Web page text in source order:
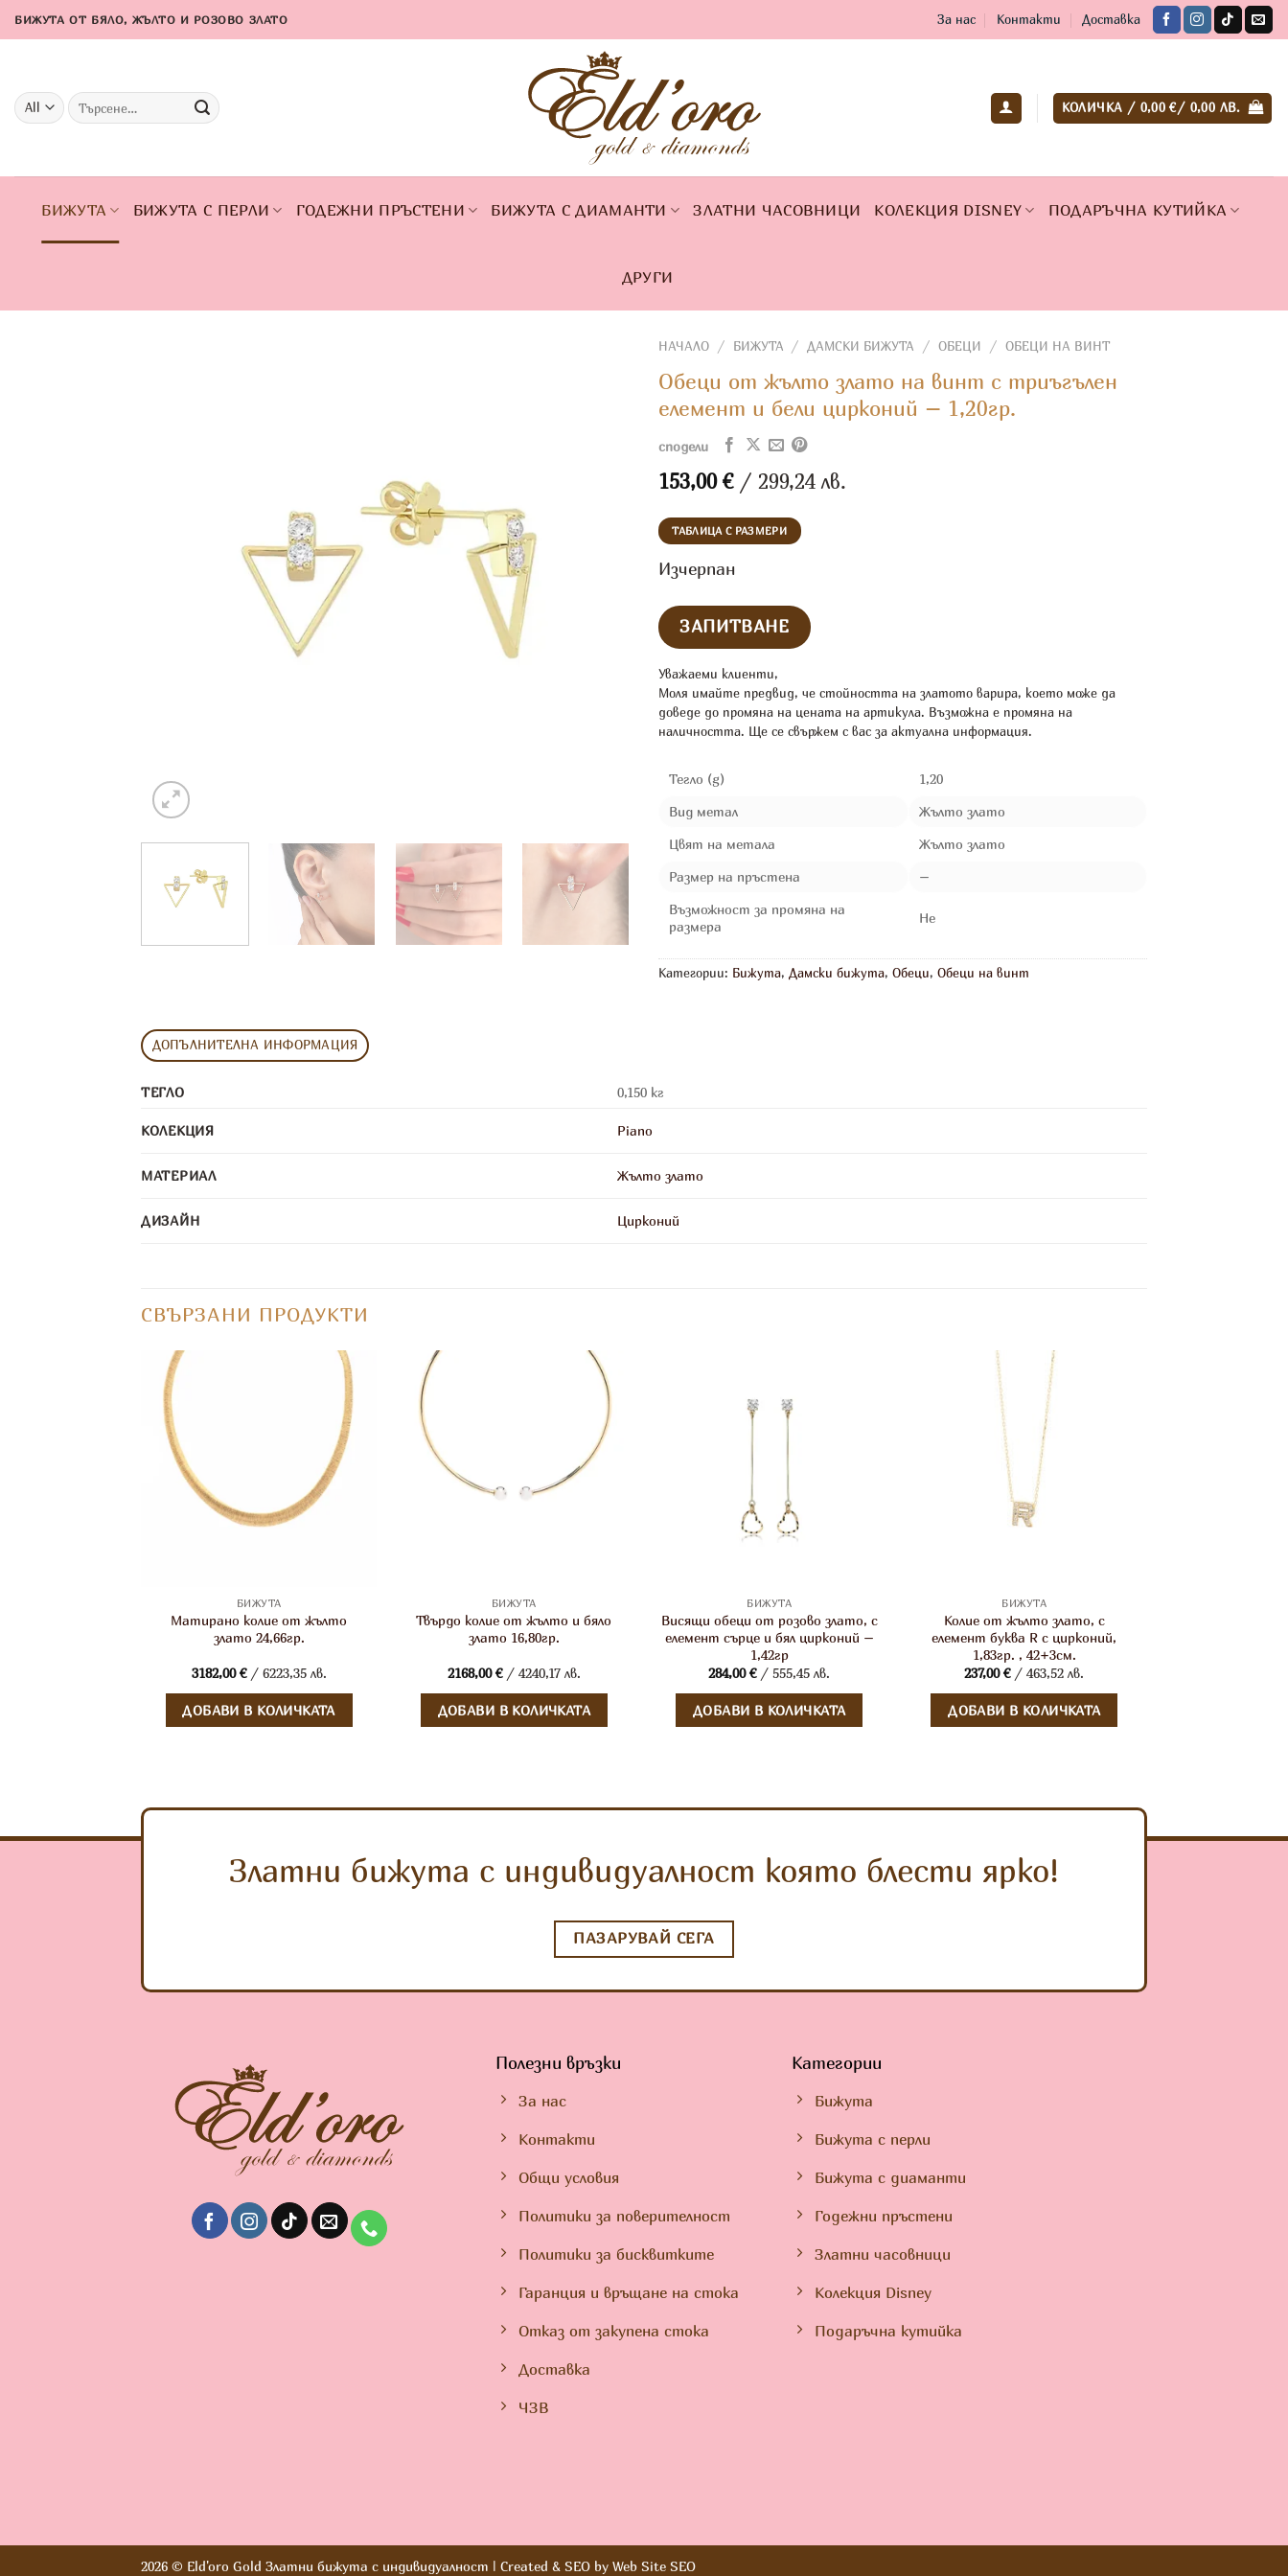
Skip
to
БИЖУТА ОТ БЯЛО, ЖЪЛТО И РОЗОВО ЗЛАТО За нас Контакти Доставка
Търсене
за:
КОЛИЧКА / 0,00€/ 0,00 ЛВ.
БИЖУТА БИЖУТА С ПЕРЛИ ГОДЕЖНИ ПРЪСТЕНИ БИЖУТА С ДИАМАНТИ ЗЛАТНИ ЧАСОВНИЦИ КОЛЕКЦИЯ DISNEY ПОДАРЪЧНА КУТИЙКА
ДРУГИ
НАЧАЛО / БИЖУТА / ДАМСКИ БИЖУТА / ОБЕЦИ / ОБЕЦИ НА ВИНТ
Обеци от жълто злато на винт с триъгълен
елемент и бели цирконий – 1,20гр.
сподели
153,00 €/ 299,24 лв.
ТАБЛИЦА С РАЗМЕРИ
Изчерпан
Уважаеми клиенти,
Моля имайте предвид, че стойността на златото варира, което може да
доведе до промяна на цената на артикула. Възможна е промяна на
наличността. Ще се свържем с вас за актуална информация.
Тегло (g)
1,20
Вид метал
Жълто злато
Цвят на метала
Жълто злато
Размер на пръстена
–
Възможност за промяна на
размера
Не
Категории: Бижута, Дамски бижута, Обеци, Обеци на винт
ДОПЪЛНИТЕЛНА ИНФОРМАЦИЯ
ТЕГЛО 0,150 кг
КОЛЕКЦИЯ Piano
МАТЕРИАЛ Жълто злато
ДИЗАЙН Цирконий
СВЪРЗАНИ ПРОДУКТИ
БИЖУТА
Матирано колие от жълто
злато 24,66гр.
3182,00€/ 6223,35 лв.
ДОБАВИ В КОЛИЧКАТА
БИЖУТА
Твърдо колие от жълто и бяло
злато 16,80гр.
2168,00€/ 4240,17 лв.
ДОБАВИ В КОЛИЧКАТА
БИЖУТА
Висящи обеци от розово злато, с
елемент сърце и бял цирконий –
1,42гр
284,00€/ 555,45 лв.
ДОБАВИ В КОЛИЧКАТА
БИЖУТА
Колие от жълто злато, с
елемент буква R с цирконий,
1,83гр. , 42+3см.
237,00€/ 463,52 лв.
ДОБАВИ В КОЛИЧКАТА
Златни бижута с индивидуалност която блести ярко!
ПАЗАРУВАЙ СЕГА
Полезни връзки
За нас
Контакти
Общи условия
Политики за поверителност
Политики за бисквитките
Гаранция и връщане на стока
Отказ от закупена стока
Доставка
ЧЗВ
Категории
Бижута
Бижута с перли
Бижута с диаманти
Годежни пръстени
Златни часовници
Колекция Disney
Подаръчна кутийка
2026 © Eld'oro Gold Златни бижута с индивидуалност | Created & SEO by Web Site SEO